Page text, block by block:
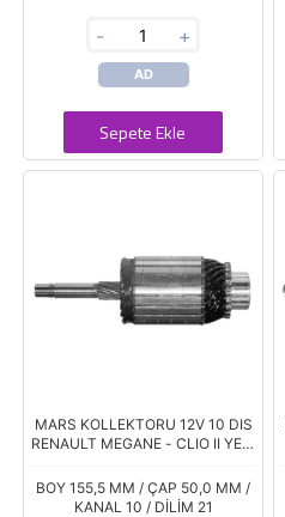
- +
AD
Sepete Ekle
MARS KOLLEKTORU 12V 10 DIS
RENAULT MEGANE - CLIO II YENI
BOY 155,5 MM / ÇAP 50,0 MM /
KANAL 10 / DİLİM 21